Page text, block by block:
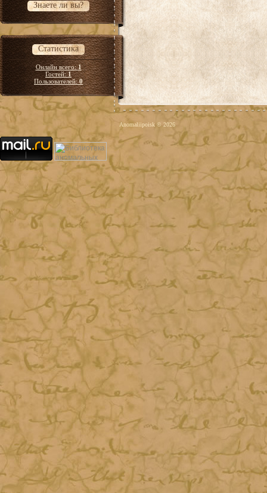
Знаете ли вы?
Статистика
Онлайн всего:1
Гостей:1
Пользователей:0
Anomaliipoisk © 2026